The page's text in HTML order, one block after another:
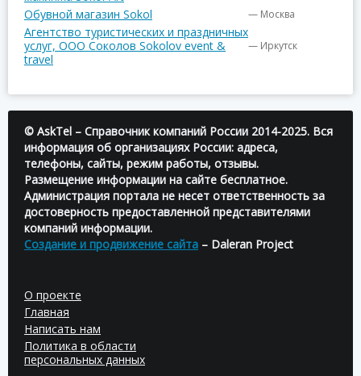
Обувной магазин Sokol — Москва
Агентство туристических и праздничных
услуг, ООО Соколов Sokolov event &
travel
— Иркутск
© AskTel – Справочник компаний России 2014-2025. Вся
информация об организациях России: адреса,
телефоны, сайты, режим работы, отзывы.
Размещение информации на сайте бесплатное.
Администрация портала не несет ответственность за
достоверность предоставленной представителями
компаний информации.
Создание и продвижение сайта – Daleran Project
О проекте
Главная
Написать нам
Политика в области
персональных данных